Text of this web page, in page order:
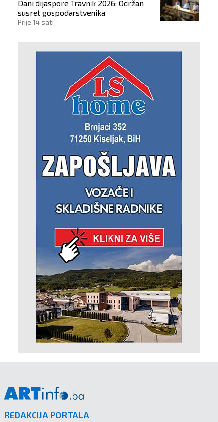
budućnost"
Dani dijaspore Travnik 2026: Održan
susret gospodarstvenika
Prije 14 sati
REDAKCIJA PORTALA